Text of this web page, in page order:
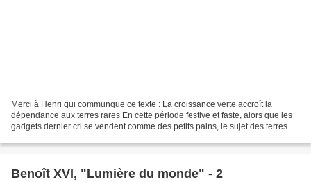
Merci à Henri qui communque ce texte : La croissance verte accroît la
dépendance aux terres rares En cette période festive et faste, alors que les
gadgets dernier cri se vendent comme des petits pains, le sujet des terres
Benoît XVI, "Lumière du monde" - 2